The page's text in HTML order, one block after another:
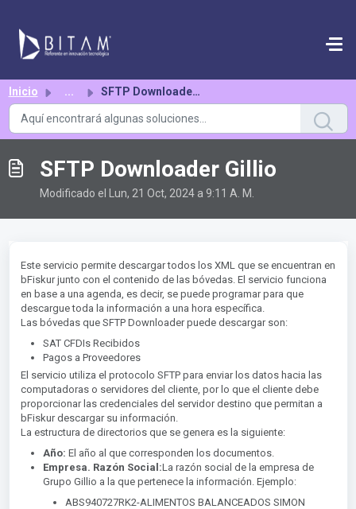
Inicio ... SFTP Downloader Gillio
SFTP Downloader Gillio
Modificado el Lun, 21 Oct, 2024 a 9:11 A. M.
Este servicio permite descargar todos los XML que se encuentran en
bFiskur junto con el contenido de las bóvedas. El servicio funciona
en base a una agenda, es decir, se puede programar para que
descargue toda la información a una hora específica.
Las bóvedas que SFTP Downloader puede descargar son:
SAT CFDIs Recibidos
Pagos a Proveedores
El servicio utiliza el protocolo SFTP para enviar los datos hacia las
computadoras o servidores del cliente, por lo que el cliente debe
proporcionar las credenciales del servidor destino que permitan a
bFiskur descargar su información.
La estructura de directorios que se genera es la siguiente:
Año: El año al que corresponden los documentos.
Empresa. Razón Social:La razón social de la empresa de
Grupo Gillio a la que pertenece la información. Ejemplo:
ABS940727RK2-ALIMENTOS BALANCEADOS SIMON